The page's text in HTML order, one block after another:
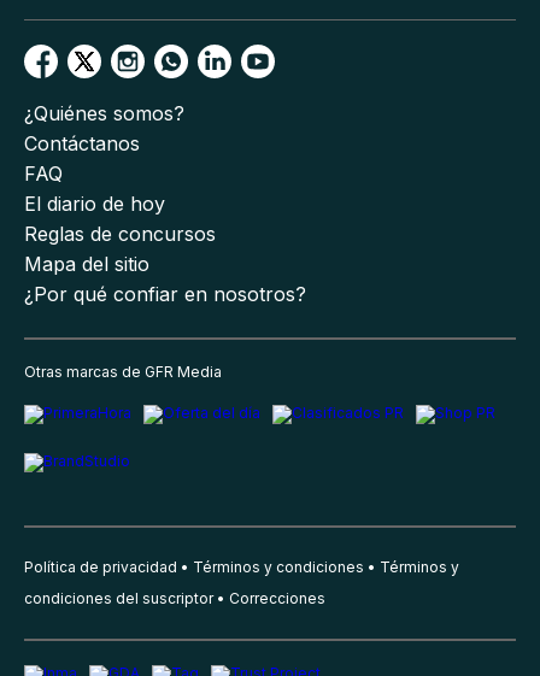
¿Quiénes somos?
Contáctanos
FAQ
El diario de hoy
Reglas de concursos
Mapa del sitio
¿Por qué confiar en nosotros?
Otras marcas de GFR Media
Política de privacidad Términos y condiciones
Términos y
condiciones del suscriptor
Correcciones